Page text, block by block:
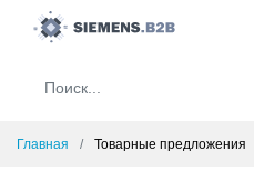
Главная Товарные предложения